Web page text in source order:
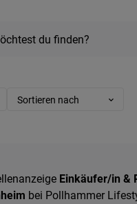
du finden?
Sortieren nach
Einkäufer/in &
bei Pollhammer